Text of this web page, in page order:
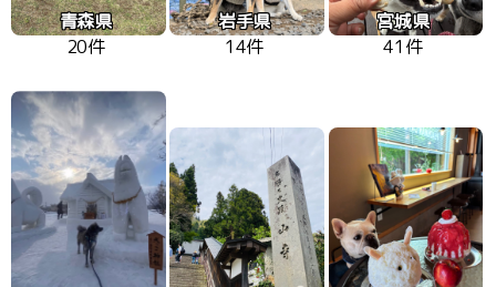
青森県
20件
岩手県
14件
宮城県
41件